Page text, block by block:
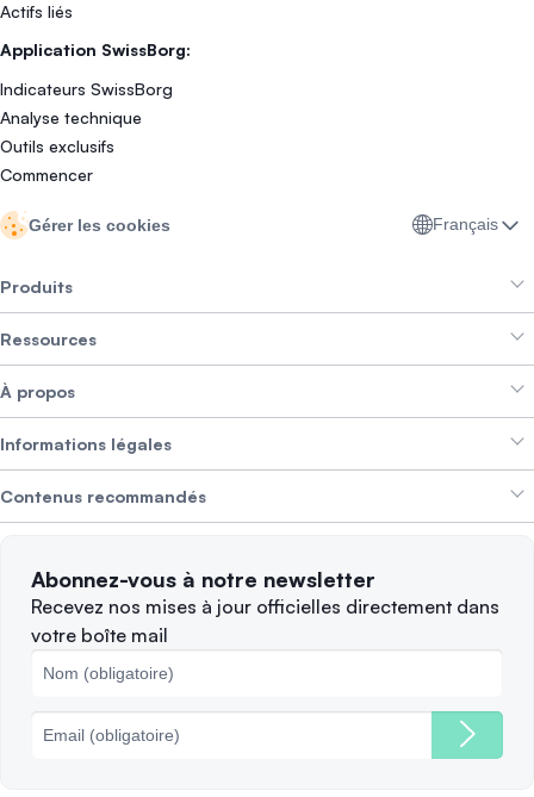
Actifs liés
Application SwissBorg:
Indicateurs SwissBorg
Analyse technique
Outils exclusifs
Commencer
Gérer les cookies Français
Produits
Smart Exchange
Crypto Bundles
Gagner des revenus
Alpha Deals
Ressources
Aide et support
Brand kit
À propos
À propos de SwissBorg
Offres d’emploi NOUS RECRUTONS
Informations légales
Politique de confidentialité
Plaintes
Politique des cookies
Contenus recommandés
Quand vendre ?
Principales blockchains
Abonnez-vous à notre newsletter
Recevez nos mises à jour officielles directement dans
votre boîte mail